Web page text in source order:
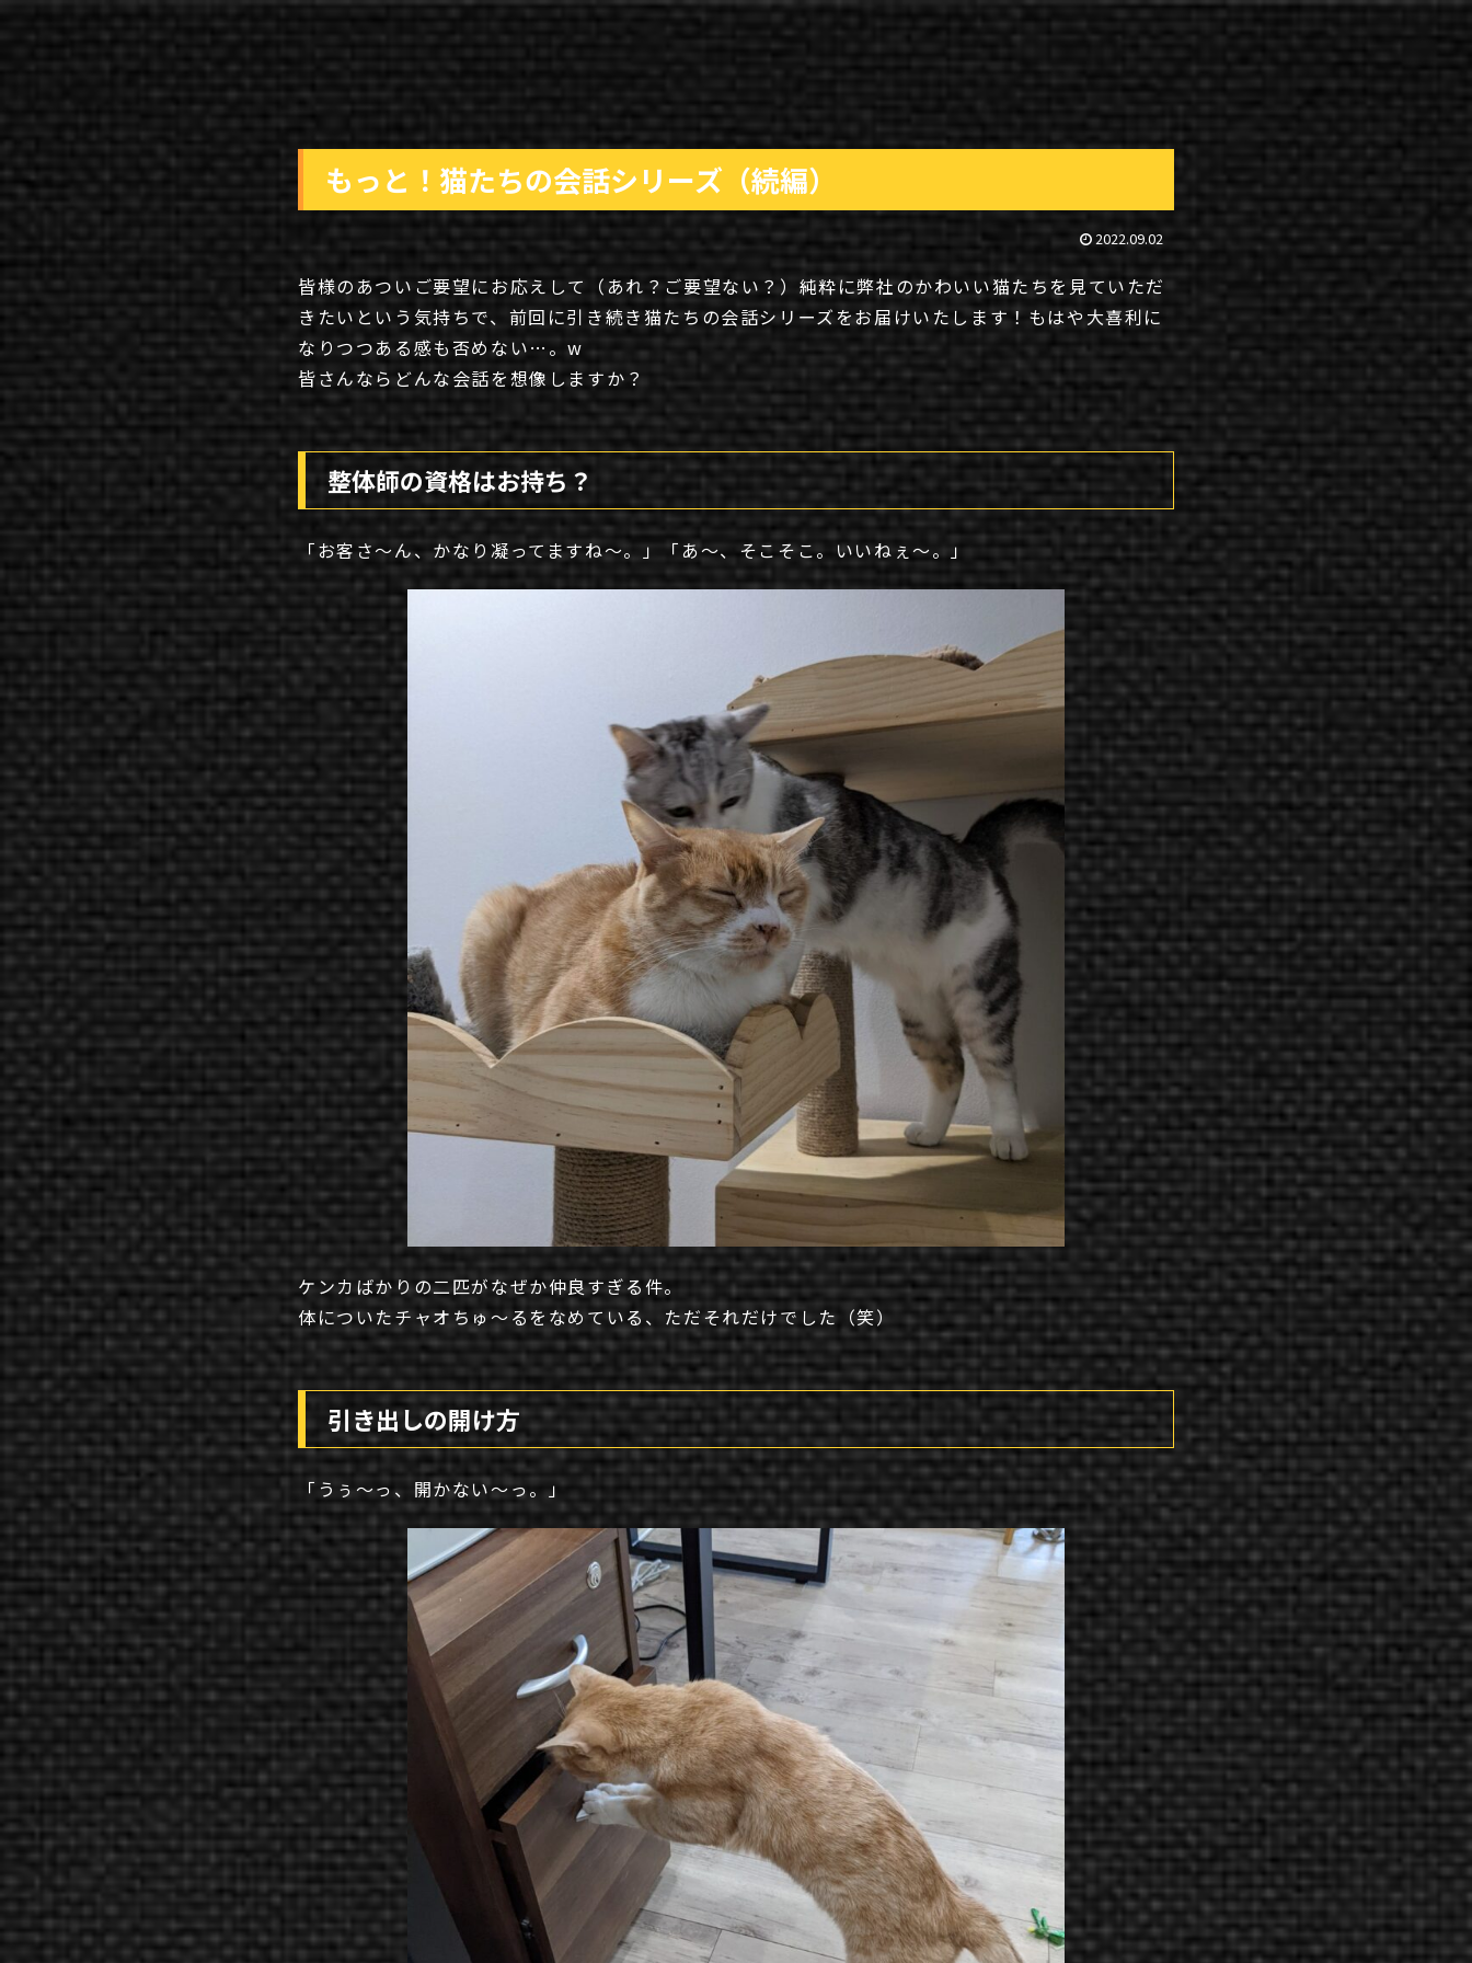
もっと！猫たちの会話シリーズ（続編）
2022.09.02
皆様のあついご要望にお応えして（あれ？ご要望ない？）純粋に弊社のかわいい猫たちを見ていただ
きたいという気持ちで、前回に引き続き猫たちの会話シリーズをお届けいたします！もはや大喜利に
なりつつある感も否めない…。w
皆さんならどんな会話を想像しますか？
整体師の資格はお持ち？
「お客さ～ん、かなり凝ってますね～。」「あ～、そこそこ。いいねぇ～。」
ケンカばかりの二匹がなぜか仲良すぎる件。
体についたチャオちゅ～るをなめている、ただそれだけでした（笑）
引き出しの開け方
「うぅ～っ、開かない～っ。」